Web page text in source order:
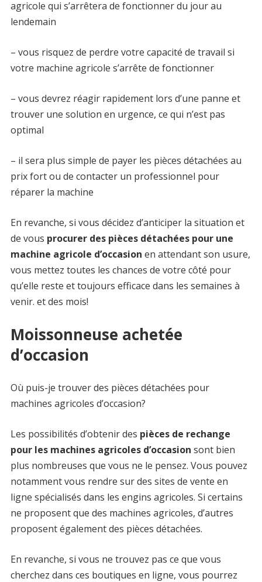
agricole qui s’arrêtera de fonctionner du jour au
lendemain
– vous risquez de perdre votre capacité de travail si
votre machine agricole s’arrête de fonctionner
– vous devrez réagir rapidement lors d’une panne et
trouver une solution en urgence, ce qui n’est pas
optimal
– il sera plus simple de payer les pièces détachées au
prix fort ou de contacter un professionnel pour
réparer la machine
En revanche, si vous décidez d’anticiper la situation et
de vous procurer des pièces détachées pour une
machine agricole d’occasion en attendant son usure,
vous mettez toutes les chances de votre côté pour
qu’elle reste et toujours efficace dans les semaines à
venir. et des mois!
Moissonneuse achetée
d’occasion
Où puis-je trouver des pièces détachées pour
machines agricoles d’occasion?
Les possibilités d’obtenir des pièces de rechange
pour les machines agricoles d’occasion sont bien
plus nombreuses que vous ne le pensez. Vous pouvez
notamment vous rendre sur des sites de vente en
ligne spécialisés dans les engins agricoles. Si certains
ne proposent que des machines agricoles, d’autres
proposent également des pièces détachées.
En revanche, si vous ne trouvez pas ce que vous
cherchez dans ces boutiques en ligne, vous pourrez